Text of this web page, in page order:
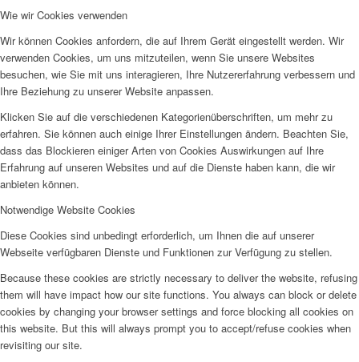
Wie wir Cookies verwenden
Wir können Cookies anfordern, die auf Ihrem Gerät eingestellt werden. Wir
verwenden Cookies, um uns mitzuteilen, wenn Sie unsere Websites
besuchen, wie Sie mit uns interagieren, Ihre Nutzererfahrung verbessern und
Ihre Beziehung zu unserer Website anpassen.
Klicken Sie auf die verschiedenen Kategorienüberschriften, um mehr zu
erfahren. Sie können auch einige Ihrer Einstellungen ändern. Beachten Sie,
dass das Blockieren einiger Arten von Cookies Auswirkungen auf Ihre
Erfahrung auf unseren Websites und auf die Dienste haben kann, die wir
anbieten können.
Notwendige Website Cookies
Diese Cookies sind unbedingt erforderlich, um Ihnen die auf unserer
Webseite verfügbaren Dienste und Funktionen zur Verfügung zu stellen.
Because these cookies are strictly necessary to deliver the website, refusing
them will have impact how our site functions. You always can block or delete
cookies by changing your browser settings and force blocking all cookies on
this website. But this will always prompt you to accept/refuse cookies when
revisiting our site.